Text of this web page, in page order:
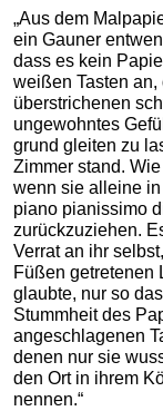
„Aus dem
ein Gauner
dass es kein
weißen Tasten an,
überstrichenen
ungewohntes
grund gleiten zu
Zimmer stand.
wenn sie alleine
piano pianissimo
zurückzuziehen.
Verrat an ihr
Füßen getretenen
glaubte, nur so
Stummheit des
angeschlagenen
denen nur sie
den Ort in ihrem
nennen.“